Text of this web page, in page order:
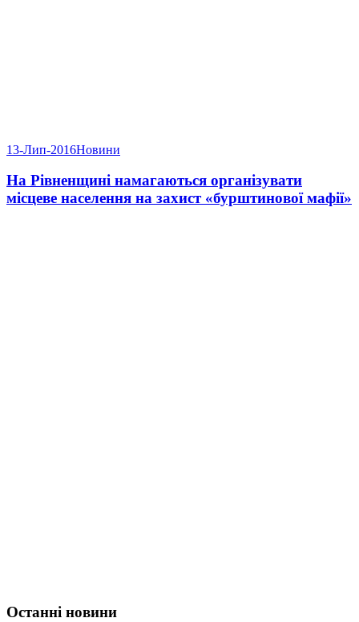
13-Лип-2016Новини
На Рівненщині намагаються організувати
місцеве населення на захист «бурштинової мафії»
Останні новини